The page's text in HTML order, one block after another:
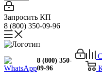
Запросить КП
8 (800) 350-09-96
8 (800) 350-
09-96